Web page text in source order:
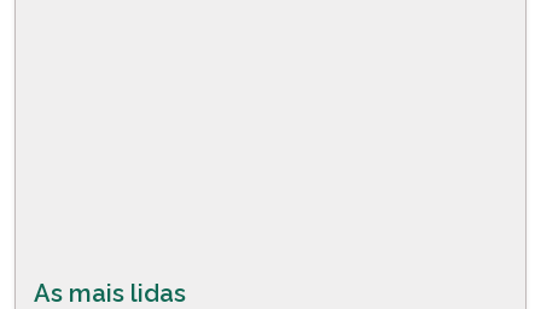
As mais lidas